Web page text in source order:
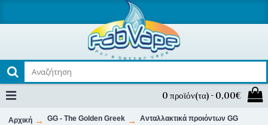
0 προϊόν(τα) - 0,00€
Αρχική GG - The Golden Greek
Ανταλλακτικά προιόντων GG